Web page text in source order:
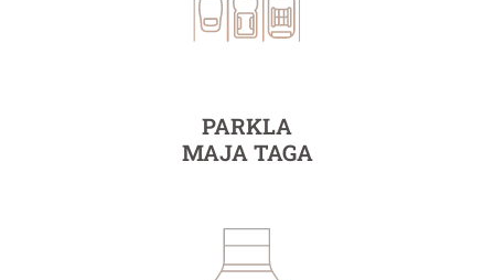
PARKLA
MAJA TAGA